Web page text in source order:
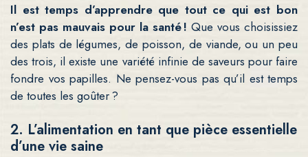
Il est temps d’apprendre que tout ce qui est bon
n’est pas mauvais pour la santé ! Que vous choisissiez
des plats de légumes, de poisson, de viande, ou un peu
des trois, il existe une variété infinie de saveurs pour faire
fondre vos papilles. Ne pensez-vous pas qu’il est temps
de toutes les goûter ?
2. L’alimentation en tant que pièce essentielle
d’une vie saine